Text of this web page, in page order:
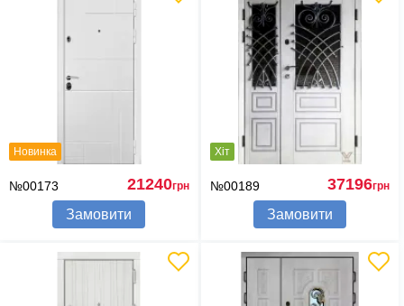
Новинка
№00173 21240грн
Замовити
Хіт
№00189 37196грн
Замовити